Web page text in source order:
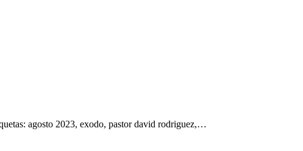
agosto 2023, exodo, pastor david rodriguez,…